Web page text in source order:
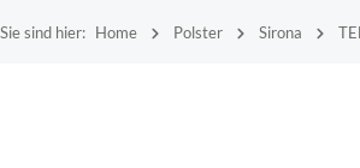
Sie sind hier: Home Polster Sirona